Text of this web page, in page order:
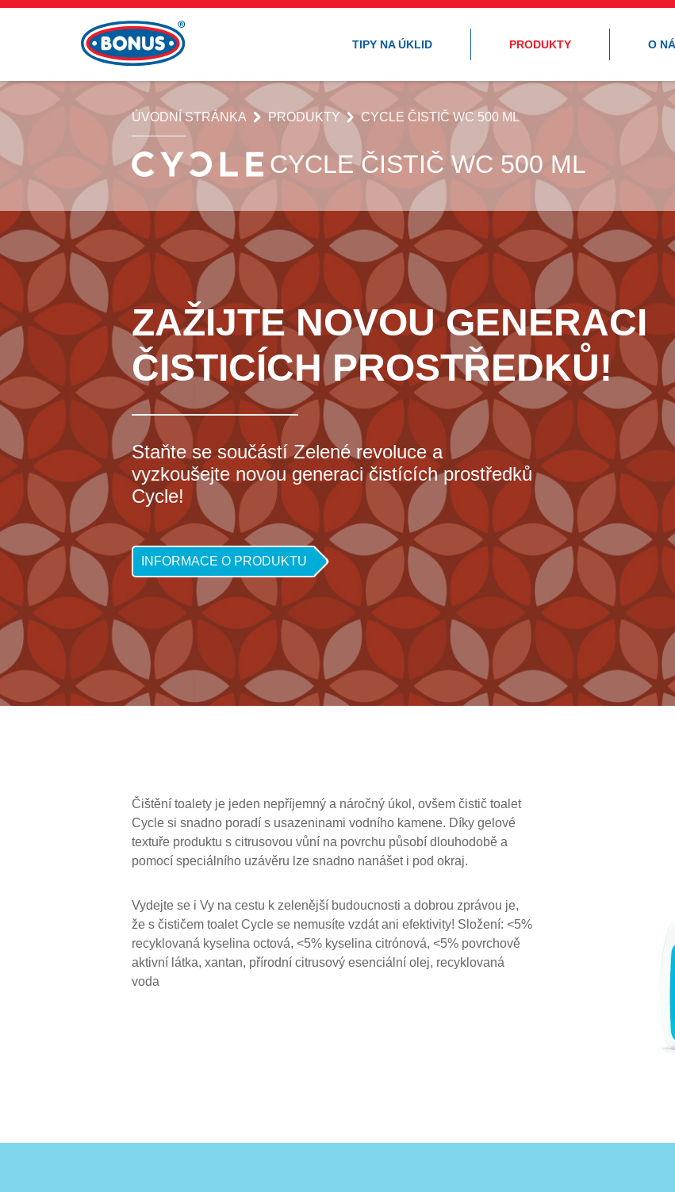
TIPY NA ÚKLID PRODUKTY O
ÚVODNÍ STRÁNKA PRODUKTY CYCLE ČISTIČ WC 500 ML
CYCLE ČISTIČ WC 500 ML
ZAŽIJTE NOVOU GENERACI
ČISTICÍCH PROSTŘEDKŮ!
Staňte se součástí Zelené revoluce a
vyzkoušejte novou generaci čistících prostředků
Cycle!
INFORMACE O PRODUKTU
Čištění toalety je jeden nepříjemný a náročný úkol, ovšem čistič toalet
Cycle si snadno poradí s usazeninami vodního kamene. Díky gelové
textuře produktu s citrusovou vůní na povrchu působí dlouhodobě a
pomocí speciálního uzávěru lze snadno nanášet i pod okraj.
Vydejte se i Vy na cestu k zelenější budoucnosti a dobrou zprávou je,
že s čističem toalet Cycle se nemusíte vzdát ani efektivity! Složení: <5%
recyklovaná kyselina octová, <5% kyselina citrónová, <5% povrchově
aktivní látka, xantan, přírodní citrusový esenciální olej, recyklovaná
voda